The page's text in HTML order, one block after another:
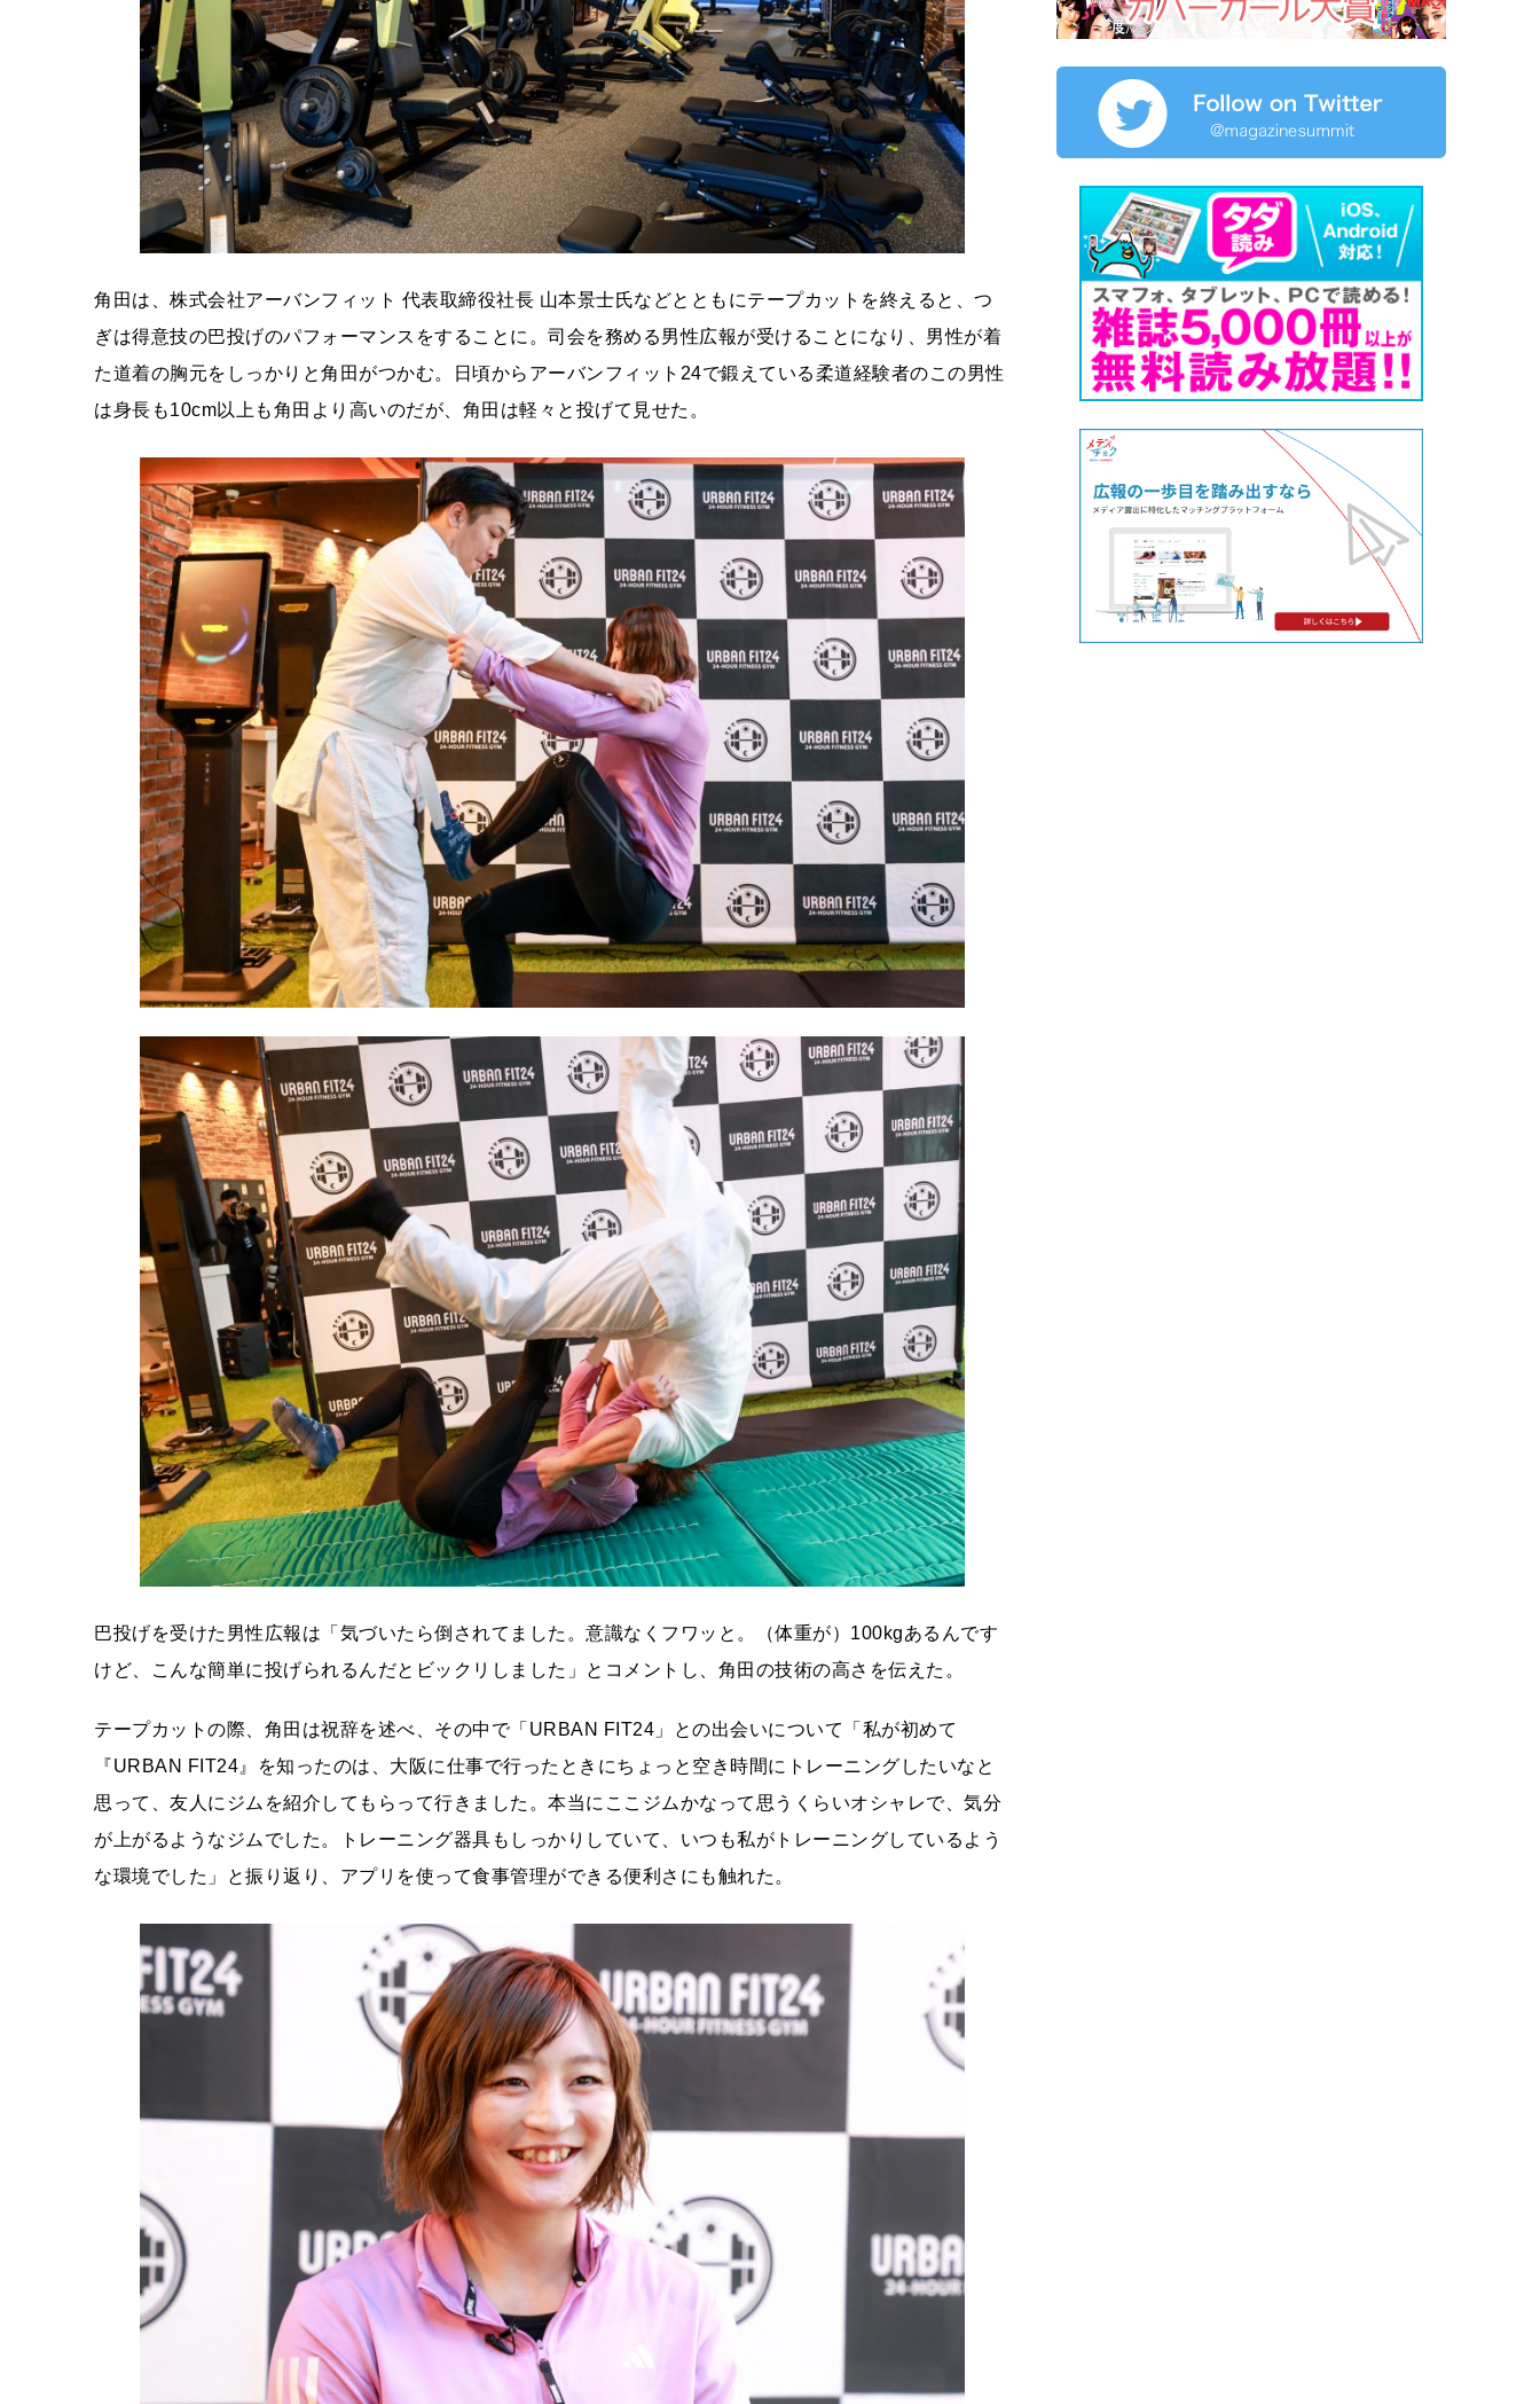
角田は、株式会社アーバンフィット 代表取締役社長 山本景士氏などとともにテープカットを終えると、つ
ぎは得意技の巴投げのパフォーマンスをすることに。司会を務める男性広報が受けることになり、男性が着
た道着の胸元をしっかりと角田がつかむ。日頃からアーバンフィット24で鍛えている柔道経験者のこの男性
は身長も10cm以上も角田より高いのだが、角田は軽々と投げて見せた。
巴投げを受けた男性広報は「気づいたら倒されてました。意識なくフワッと。（体重が）100kgあるんです
けど、こんな簡単に投げられるんだとビックリしました」とコメントし、角田の技術の高さを伝えた。
テープカットの際、角田は祝辞を述べ、その中で「URBAN FIT24」との出会いについて「私が初めて
『URBAN FIT24』を知ったのは、大阪に仕事で行ったときにちょっと空き時間にトレーニングしたいなと
思って、友人にジムを紹介してもらって行きました。本当にここジムかなって思うくらいオシャレで、気分
が上がるようなジムでした。トレーニング器具もしっかりしていて、いつも私がトレーニングしているよう
な環境でした」と振り返り、アプリを使って食事管理ができる便利さにも触れた。